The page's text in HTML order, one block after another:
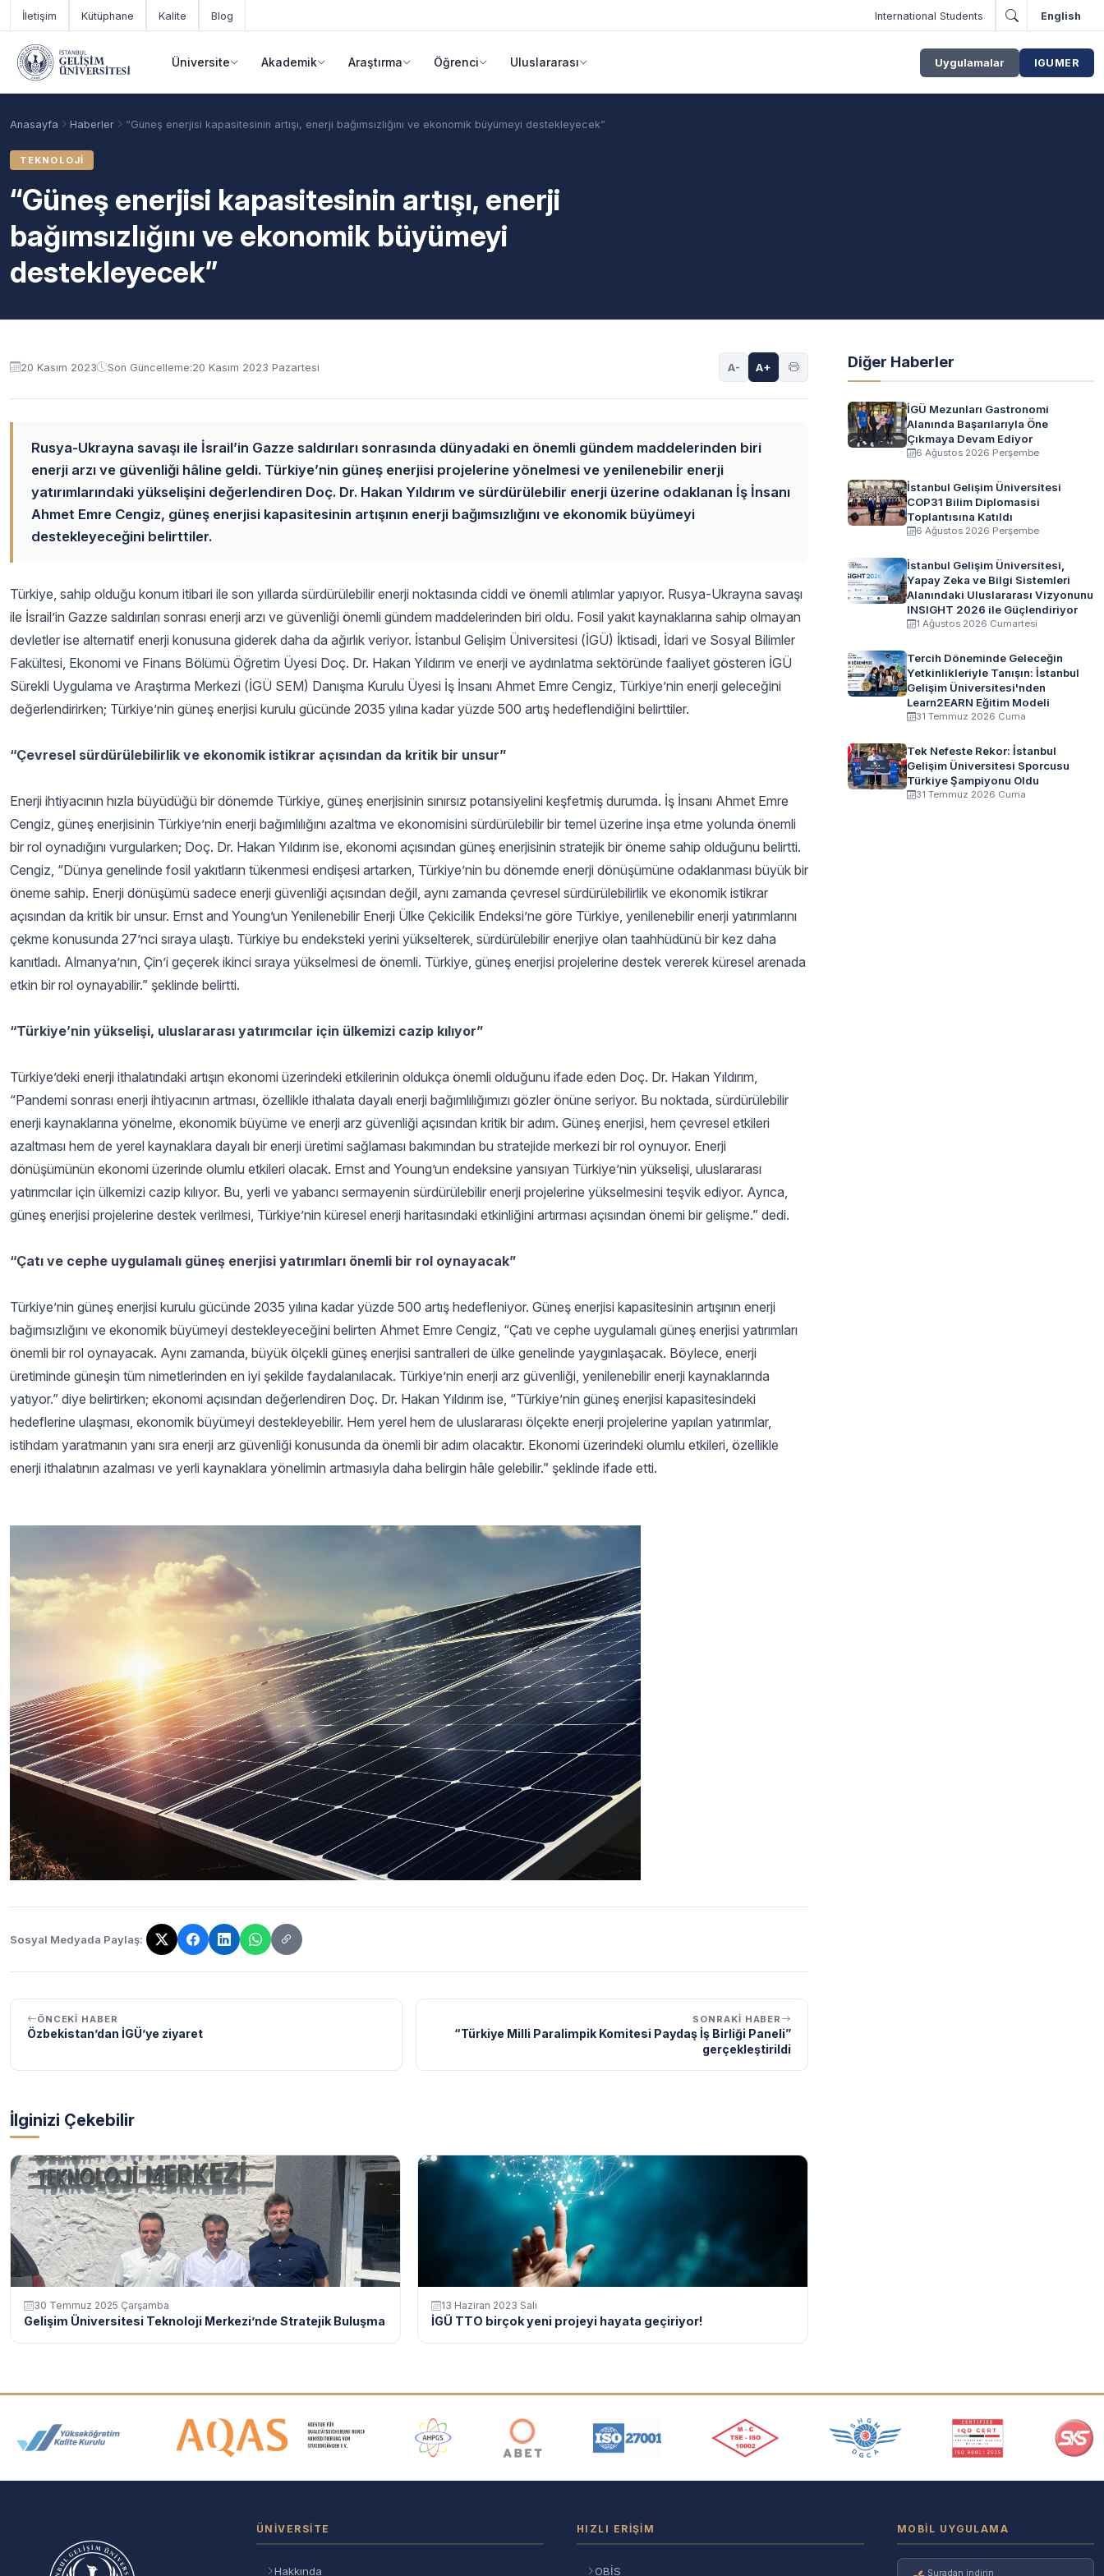
Ana içeriğe geç
İletişim Kütüphane Kalite Blog International Students English
Üniversite Akademik Araştırma Öğrenci Uluslararası Uygulamalar IGUMER
Akademik Takvim Burslar Taban Puanlar
Anasayfa Haberler “Güneş enerjisi kapasitesinin artışı, enerji bağımsızlığını ve ekonomik büyümeyi destekleyecek”
TEKNOLOJI
“Güneş enerjisi kapasitesinin artışı, enerji
bağımsızlığını ve ekonomik büyümeyi
destekleyecek”
20 Kasım 2023 Son Güncelleme:20 Kasım 2023 Pazartesi A- A+
Rusya-Ukrayna savaşı ile İsrail’in Gazze saldırıları sonrasında dünyadaki en önemli gündem maddelerinden biri
enerji arzı ve güvenliği hâline geldi. Türkiye’nin güneş enerjisi projelerine yönelmesi ve yenilenebilir enerji
yatırımlarındaki yükselişini değerlendiren Doç. Dr. Hakan Yıldırım ve sürdürülebilir enerji üzerine odaklanan İş İnsanı
Ahmet Emre Cengiz, güneş enerjisi kapasitesinin artışının enerji bağımsızlığını ve ekonomik büyümeyi
destekleyeceğini belirttiler.
Türkiye, sahip olduğu konum itibari ile son yıllarda sürdürülebilir enerji noktasında ciddi ve önemli atılımlar yapıyor. Rusya-Ukrayna savaşı
ile İsrail’in Gazze saldırıları sonrası enerji arzı ve güvenliği önemli gündem maddelerinden biri oldu. Fosil yakıt kaynaklarına sahip olmayan
devletler ise alternatif enerji konusuna giderek daha da ağırlık veriyor. İstanbul Gelişim Üniversitesi (İGÜ) İktisadi, İdari ve Sosyal Bilimler
Fakültesi, Ekonomi ve Finans Bölümü Öğretim Üyesi Doç. Dr. Hakan Yıldırım ve enerji ve aydınlatma sektöründe faaliyet gösteren İGÜ
Sürekli Uygulama ve Araştırma Merkezi (İGÜ SEM) Danışma Kurulu Üyesi İş İnsanı Ahmet Emre Cengiz, Türkiye’nin enerji geleceğini
değerlendirirken; Türkiye’nin güneş enerjisi kurulu gücünde 2035 yılına kadar yüzde 500 artış hedeflendiğini belirttiler.
“Çevresel sürdürülebilirlik ve ekonomik istikrar açısından da kritik bir unsur”
Enerji ihtiyacının hızla büyüdüğü bir dönemde Türkiye, güneş enerjisinin sınırsız potansiyelini keşfetmiş durumda. İş İnsanı Ahmet Emre
Cengiz, güneş enerjisinin Türkiye’nin enerji bağımlılığını azaltma ve ekonomisini sürdürülebilir bir temel üzerine inşa etme yolunda önemli
bir rol oynadığını vurgularken; Doç. Dr. Hakan Yıldırım ise, ekonomi açısından güneş enerjisinin stratejik bir öneme sahip olduğunu belirtti.
Cengiz, “Dünya genelinde fosil yakıtların tükenmesi endişesi artarken, Türkiye’nin bu dönemde enerji dönüşümüne odaklanması büyük bir
öneme sahip. Enerji dönüşümü sadece enerji güvenliği açısından değil, aynı zamanda çevresel sürdürülebilirlik ve ekonomik istikrar
açısından da kritik bir unsur. Ernst and Young’un Yenilenebilir Enerji Ülke Çekicilik Endeksi’ne göre Türkiye, yenilenebilir enerji yatırımlarını
çekme konusunda 27’nci sıraya ulaştı. Türkiye bu endeksteki yerini yükselterek, sürdürülebilir enerjiye olan taahhüdünü bir kez daha
kanıtladı. Almanya’nın, Çin’i geçerek ikinci sıraya yükselmesi de önemli. Türkiye, güneş enerjisi projelerine destek vererek küresel arenada
etkin bir rol oynayabilir.” şeklinde belirtti.
“Türkiye’nin yükselişi, uluslararası yatırımcılar için ülkemizi cazip kılıyor”
Türkiye’deki enerji ithalatındaki artışın ekonomi üzerindeki etkilerinin oldukça önemli olduğunu ifade eden Doç. Dr. Hakan Yıldırım,
“Pandemi sonrası enerji ihtiyacının artması, özellikle ithalata dayalı enerji bağımlılığımızı gözler önüne seriyor. Bu noktada, sürdürülebilir
enerji kaynaklarına yönelme, ekonomik büyüme ve enerji arz güvenliği açısından kritik bir adım. Güneş enerjisi, hem çevresel etkileri
azaltması hem de yerel kaynaklara dayalı bir enerji üretimi sağlaması bakımından bu stratejide merkezi bir rol oynuyor. Enerji
dönüşümünün ekonomi üzerinde olumlu etkileri olacak. Ernst and Young’un endeksine yansıyan Türkiye’nin yükselişi, uluslararası
yatırımcılar için ülkemizi cazip kılıyor. Bu, yerli ve yabancı sermayenin sürdürülebilir enerji projelerine yükselmesini teşvik ediyor. Ayrıca,
güneş enerjisi projelerine destek verilmesi, Türkiye’nin küresel enerji haritasındaki etkinliğini artırması açısından önemi bir gelişme.” dedi.
“Çatı ve cephe uygulamalı güneş enerjisi yatırımları önemli bir rol oynayacak”
Türkiye’nin güneş enerjisi kurulu gücünde 2035 yılına kadar yüzde 500 artış hedefleniyor. Güneş enerjisi kapasitesinin artışının enerji
bağımsızlığını ve ekonomik büyümeyi destekleyeceğini belirten Ahmet Emre Cengiz, “Çatı ve cephe uygulamalı güneş enerjisi yatırımları
önemli bir rol oynayacak. Aynı zamanda, büyük ölçekli güneş enerjisi santralleri de ülke genelinde yaygınlaşacak. Böylece, enerji
üretiminde güneşin tüm nimetlerinden en iyi şekilde faydalanılacak. Türkiye’nin enerji arz güvenliği, yenilenebilir enerji kaynaklarında
yatıyor.” diye belirtirken; ekonomi açısından değerlendiren Doç. Dr. Hakan Yıldırım ise, “Türkiye’nin güneş enerjisi kapasitesindeki
hedeflerine ulaşması, ekonomik büyümeyi destekleyebilir. Hem yerel hem de uluslararası ölçekte enerji projelerine yapılan yatırımlar,
istihdam yaratmanın yanı sıra enerji arz güvenliği konusunda da önemli bir adım olacaktır. Ekonomi üzerindeki olumlu etkileri, özellikle
enerji ithalatının azalması ve yerli kaynaklara yönelimin artmasıyla daha belirgin hâle gelebilir.” şeklinde ifade etti.
Sosyal Medyada Paylaş:
Bağlantı kopyalandı!
ÖNCEKI HABER
Özbekistan’dan İGÜ’ye ziyaret
SONRAKI HABER
“Türkiye Milli Paralimpik Komitesi Paydaş İş Birliği Paneli”
gerçekleştirildi
İlginizi Çekebilir
30 Temmuz 2025 Çarşamba
Gelişim Üniversitesi Teknoloji Merkezi’nde Stratejik Buluşma
13 Haziran 2023 Salı
İGÜ TTO birçok yeni projeyi hayata geçiriyor!
Diğer Haberler
İGÜ Mezunları Gastronomi
Alanında Başarılarıyla Öne
Çıkmaya Devam Ediyor
6 Ağustos 2026 Perşembe
İstanbul Gelişim Üniversitesi
COP31 Bilim Diplomasisi
Toplantısına Katıldı
6 Ağustos 2026 Perşembe
İstanbul Gelişim Üniversitesi,
Yapay Zeka ve Bilgi Sistemleri
Alanındaki Uluslararası Vizyonunu
INSIGHT 2026 ile Güçlendiriyor
1 Ağustos 2026 Cumartesi
Tercih Döneminde Geleceğin
Yetkinlikleriyle Tanışın: İstanbul
Gelişim Üniversitesi'nden
Learn2EARN Eğitim Modeli
31 Temmuz 2026 Cuma
Tek Nefeste Rekor: İstanbul
Gelişim Üniversitesi Sporcusu
Türkiye Şampiyonu Oldu
31 Temmuz 2026 Cuma
Akreditasyon ve Üyelik Logoları
ÜNIVERSITE
Hakkında
HIZLI ERIŞIM
OBİS
MOBIL UYGULAMA
Şuradan indirin